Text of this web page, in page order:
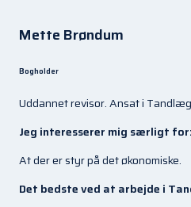
Mette Brøndum
Bogholder
Uddannet revisor. Ansat i
Jeg interesserer mig særligt for:
At der er styr på det økonomiske.
Det bedste ved at arbejde i